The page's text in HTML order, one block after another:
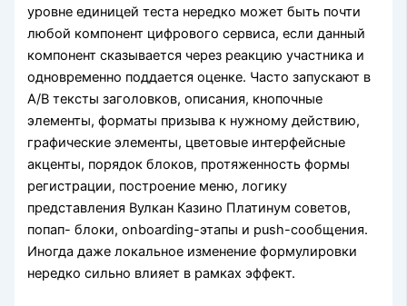
уровне единицей теста нередко может быть почти
любой компонент цифрового сервиса, если данный
компонент сказывается через реакцию участника и
одновременно поддается оценке. Часто запускают в
A/B тексты заголовков, описания, кнопочные
элементы, форматы призыва к нужному действию,
графические элементы, цветовые интерфейсные
акценты, порядок блоков, протяженность формы
регистрации, построение меню, логику
представления Вулкан Казино Платинум советов,
попап- блоки, onboarding-этапы и push-сообщения.
Иногда даже локальное изменение формулировки
нередко сильно влияет в рамках эффект.